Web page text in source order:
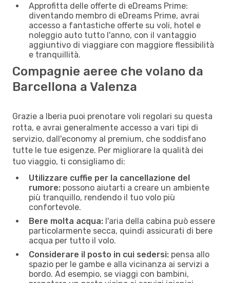
Approfitta delle offerte di eDreams Prime:
diventando membro di eDreams Prime, avrai
accesso a fantastiche offerte su voli, hotel e
noleggio auto tutto l'anno, con il vantaggio
aggiuntivo di viaggiare con maggiore flessibilità
e tranquillità.
Compagnie aeree che volano da
Barcellona a Valenza
Grazie a Iberia puoi prenotare voli regolari su questa
rotta, e avrai generalmente accesso a vari tipi di
servizio, dall'economy al premium, che soddisfano
tutte le tue esigenze. Per migliorare la qualità dei
tuo viaggio, ti consigliamo di:
Utilizzare cuffie per la cancellazione del
rumore: possono aiutarti a creare un ambiente
più tranquillo, rendendo il tuo volo più
confortevole.
Bere molta acqua: l'aria della cabina può essere
particolarmente secca, quindi assicurati di bere
acqua per tutto il volo.
Considerare il posto in cui sedersi: pensa allo
spazio per le gambe e alla vicinanza ai servizi a
bordo. Ad esempio, se viaggi con bambini,